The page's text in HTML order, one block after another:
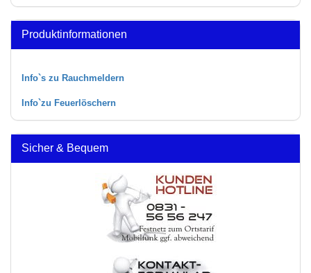
Produktinformationen
Info`s zu Rauchmeldern
Info`zu Feuerlöschern
Sicher & Bequem